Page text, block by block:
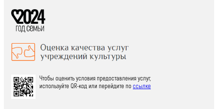
Чтобы оценить условия предоставления услуг,
используйте QR-код или перейдите поссылке